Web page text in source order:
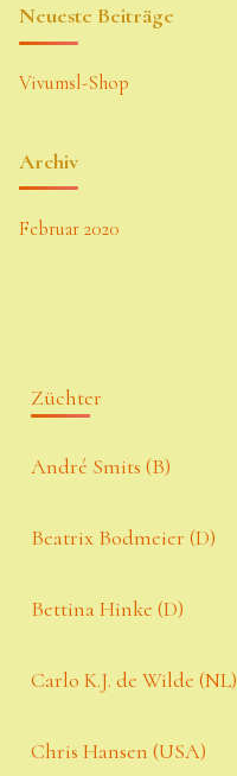
Neueste Beiträge
Vivumsl-Shop
Archiv
Februar 2020
Züchter
André Smits (B)
Beatrix Bodmeier (D)
Bettina Hinke (D)
Carlo K.J. de Wilde (NL)
Chris Hansen (USA)